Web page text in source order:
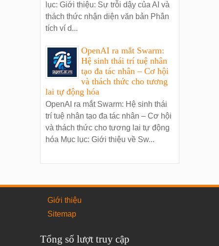
lục: Giới thiệu: Sự trỗi dậy của AI và
thách thức nhận diện văn bản Phân
tích ví d...
OpenAI ra mắt Swarm:
Hệ sinh thái trí tuệ nhân
tạo đa tác nhân – Cơ hội
và thách thức cho tương
lai tự động hóa
OpenAI ra mắt Swarm: Hệ sinh thái
trí tuệ nhân tạo đa tác nhân – Cơ hội
và thách thức cho tương lai tự động
hóa Mục lục: Giới thiệu về Sw...
Giới thiệu
Sitemap
Tổng số lượt truy cập